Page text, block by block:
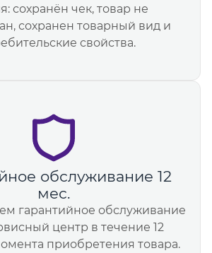
сохранён чек, товар не
сохранен товарный вид и
свойства.
обслуживание 12
мес.
гарантийное обслуживание
центр в течение 12
приобретения товара.